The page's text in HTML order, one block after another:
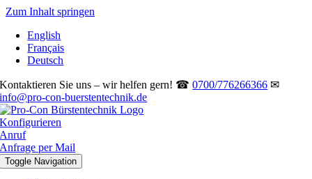
Zum Inhalt springen
English
Français
Deutsch
Kontaktieren Sie uns – wir helfen gern! ☎0700/776266366 ✉
info@pro-con-buerstentechnik.de
Konfigurieren
Anruf
Anfrage per Mail
Toggle Navigation